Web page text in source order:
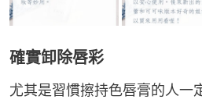
確實卸除唇彩
尤其是習慣擦持色唇膏的人一